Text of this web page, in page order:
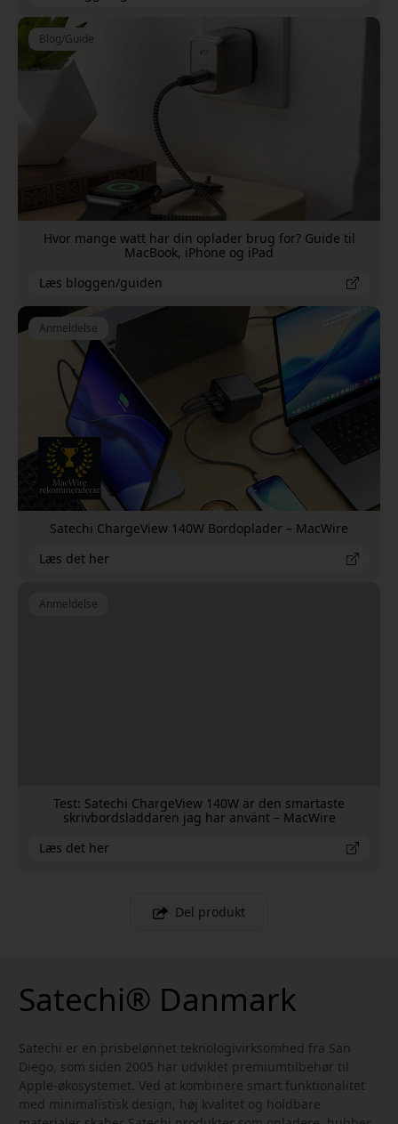
Blog/Guide
Hvor mange watt har din oplader brug for? Guide til
MacBook, iPhone og iPad
Læs bloggen/guiden
Anmeldelse
Satechi ChargeView 140W Bordoplader – MacWire
Læs det her
Anmeldelse
Test: Satechi ChargeView 140W är den smartaste
skrivbordsladdaren jag har använt – MacWire
Læs det her
Del produkt
Satechi® Danmark
Satechi er en prisbelønnet teknologivirksomhed fra San
Diego, som siden 2005 har udviklet premiumtilbehør til
Apple-økosystemet. Ved at kombinere smart funktionalitet
med minimalistisk design, høj kvalitet og holdbare